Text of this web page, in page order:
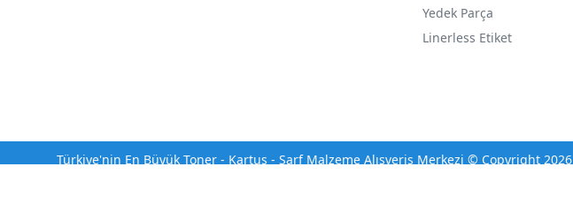
Yedek Parça
Linerless Etiket
Türkiye'nin En Büyük Toner - Kartuş - Sarf Malzeme Alışveriş Merkezi © Copyright 2026